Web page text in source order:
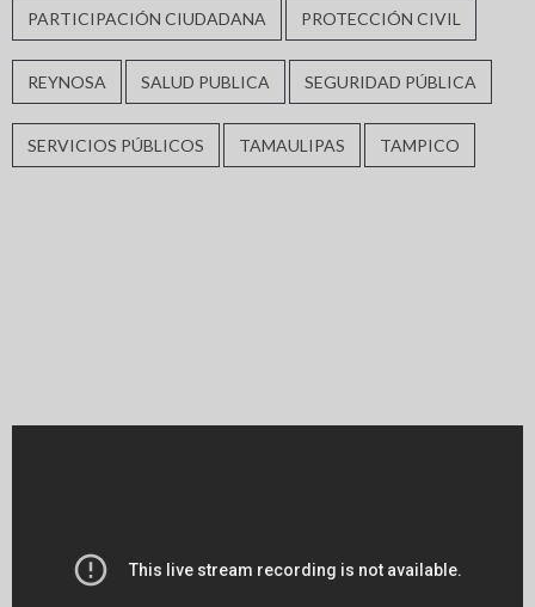
PARTICIPACIÓN CIUDADANA PROTECCIÓN CIVIL
REYNOSA SALUD PUBLICA SEGURIDAD PÚBLICA
SERVICIOS PÚBLICOS TAMAULIPAS TAMPICO